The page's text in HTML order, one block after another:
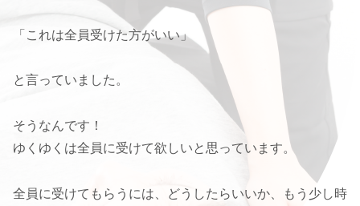
「これは全員受けた方がいい」
と言っていました。
そうなんです！
ゆくゆくは全員に受けて欲しいと思っています。
全員に受けてもらうには、どうしたらいいか、もう少し時